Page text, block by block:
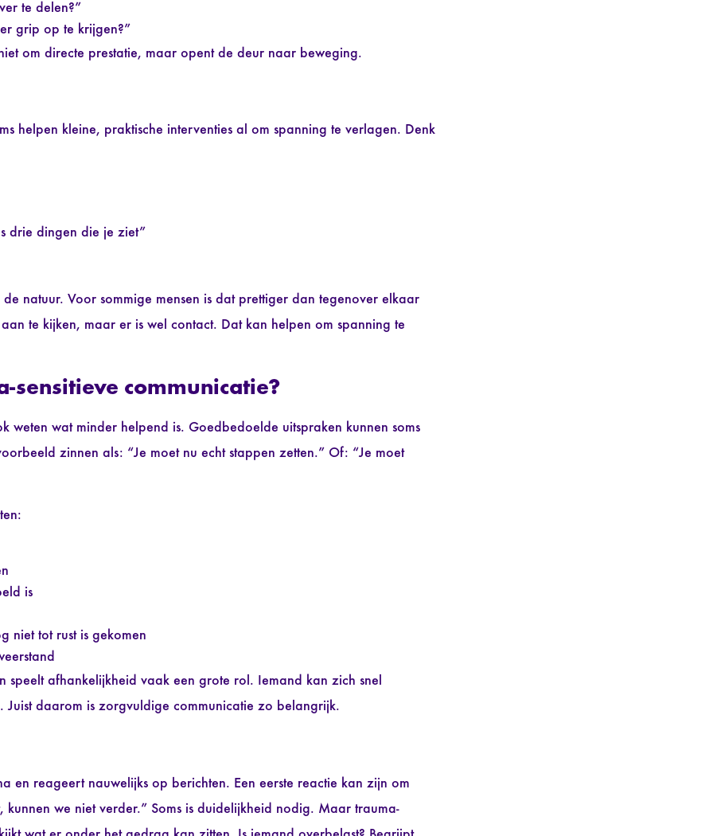
te delen?”
grip op te krijgen?”
om directe prestatie, maar opent de deur naar beweging.
helpen kleine, praktische interventies al om spanning te verlagen. Denk
drie dingen die je ziet”
natuur. Voor sommige mensen is dat prettiger dan tegenover elkaar
te kijken, maar er is wel contact. Dat kan helpen om spanning te
sensitieve communicatie?
weten wat minder helpend is. Goedbedoelde uitspraken kunnen soms
zinnen als: “Je moet nu echt stappen zetten.” Of: “Je moet
is
niet tot rust is gekomen
speelt afhankelijkheid vaak een grote rol. Iemand kan zich snel
daarom is zorgvuldige communicatie zo belangrijk.
en reageert nauwelijks op berichten. Een eerste reactie kan zijn om
we niet verder.” Soms is duidelijkheid nodig. Maar trauma-